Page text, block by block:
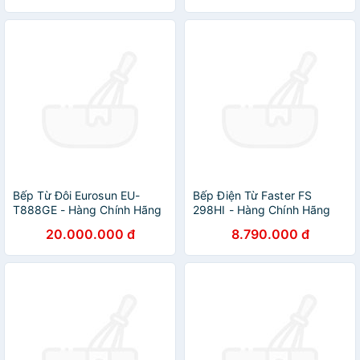
Bếp Từ Đôi Eurosun EU-
T888GE - Hàng Chính Hãng
20.000.000 đ
Bếp Điện Từ Faster FS
298HI - Hàng Chính Hãng
8.790.000 đ